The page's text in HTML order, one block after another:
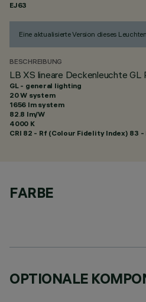
EJ63
Eine aktualisierte Version dieses
BESCHREIBUNG
LB XS lineare Deckenleuchte
GL - general lighting
20 W system
1656 lm system
82.8 lm/W
4000 K
CRI 82 - Rf (Colour Fidelity Index) 83 -
FARBE
OPTIONALE